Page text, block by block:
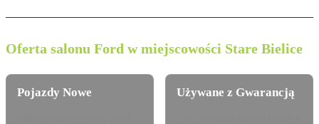
Oferta salonu Ford w miejscowości Stare Bielice
Pojazdy Nowe Używane z Gwarancją